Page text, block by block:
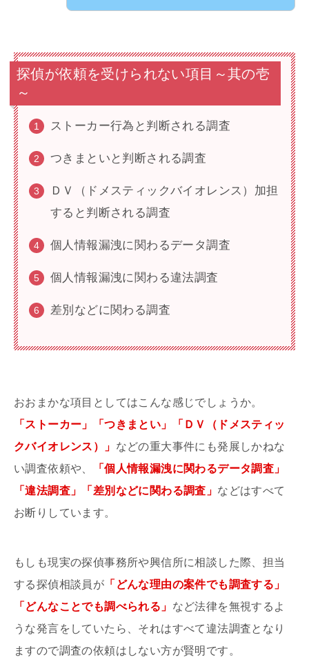
探偵が依頼を受けられない項目～其の壱
～
ストーカー行為と判断される調査
つきまといと判断される調査
ＤＶ（ドメスティックバイオレンス）加担
すると判断される調査
個人情報漏洩に関わるデータ調査
個人情報漏洩に関わる違法調査
差別などに関わる調査
おおまかな項目としてはこんな感じでしょうか。
「ストーカー」「つきまとい」「ＤＶ（ドメスティッ
クバイオレンス）」 などの重大事件にも発展しかねな
い調査依頼や、
「個人情報漏洩に関わるデータ調査」
「違法調査」「差別などに関わる調査」 などはすべて
お断りしています。
もしも現実の探偵事務所や興信所に相談した際、担当
する探偵相談員が 「どんな理由の案件でも調査する」
「どんなことでも調べられる」 など法律を無視するよ
うな発言をしていたら、それはすべて違法調査となり
ますので調査の依頼はしない方が賢明です。